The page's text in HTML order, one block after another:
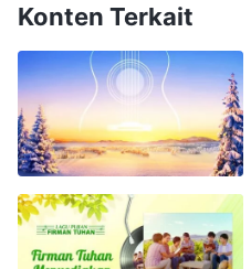
Konten Terkait